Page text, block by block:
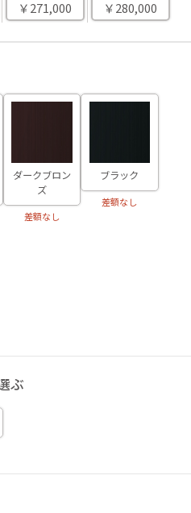
￥271,000 ￥280,000
ダークブロン
ズ
差額なし
ブラック
差額なし
ぶ